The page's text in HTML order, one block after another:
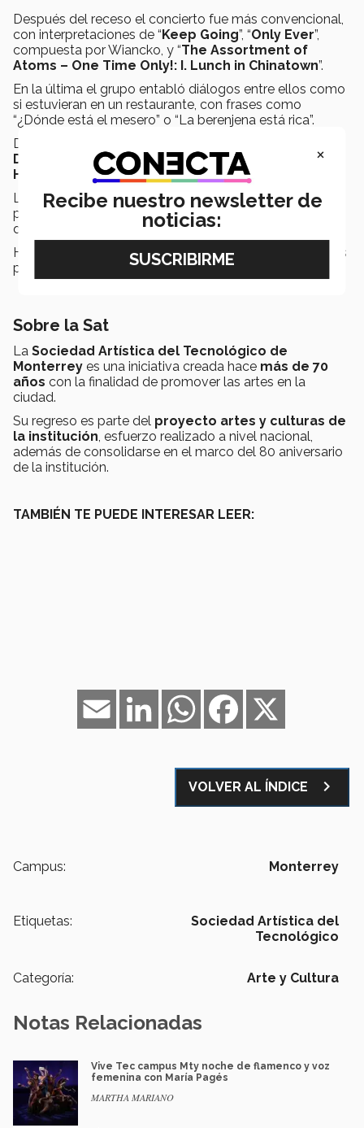
Después del receso el concierto fue más convencional,
con interpretaciones de “ Keep Going”, “Only Ever”,
compuesta por Wiancko, y “The Assortment of
Atoms – One Time Only!: I. Lunch in Chinatown”.
En la última el grupo entabló diálogos entre ellos como
si estuvieran en un restaurante, con frases como
“¿Dónde está el mesero” o “La berenjena está rica”.
De ahí siguieron “
Dylan
y muy reconocida por la interpretación de
Jimi
Hendrix
God Shall Wipe All Tears Anyway
La última canción de la noche fue “12/12”, compuesta
por
para el cuarteto, la cual también es
de un estilo más mexicano.
Harrington invitó al público a escuchar su música en sus
plataformas de forma gratuita.
Sobre la Sat
La Sociedad Artística del Tecnológico de
Monterrey es una iniciativa creada hace más de 70
años con la finalidad de promover las artes en la
ciudad.
Su regreso es parte del proyecto artes y culturas de
la institución, esfuerzo realizado a nivel nacional,
además de consolidarse en el marco del 80 aniversario
de la institución.
TAMBIÉN TE PUEDE INTERESAR LEER:
Facebook
WhatsApp
LinkedIn
Email
VOLVER AL ÍNDICE navigate_next
Campus: Monterrey
Etiquetas:
Sociedad Artística del
Tecnológico
Categoría: Arte y Cultura
Notas Relacionadas
Vive Tec campus Mty noche de flamenco y voz
femenina con María Pagés
MARTHA MARIANO
×
Recibe nuestro newsletter de
noticias: